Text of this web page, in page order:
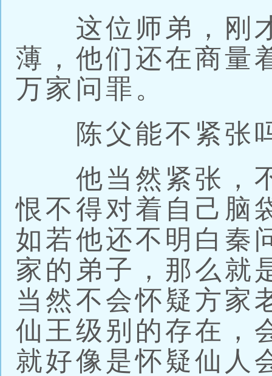
这位师弟，刚才
薄，他们还在商量
万家问罪。
陈父能不紧张
他当然紧张，不
恨不得对着自己脑
如若他还不明白秦
家的弟子，那么就
当然不会怀疑方家
仙王级别的存在，
就好像是怀疑仙人